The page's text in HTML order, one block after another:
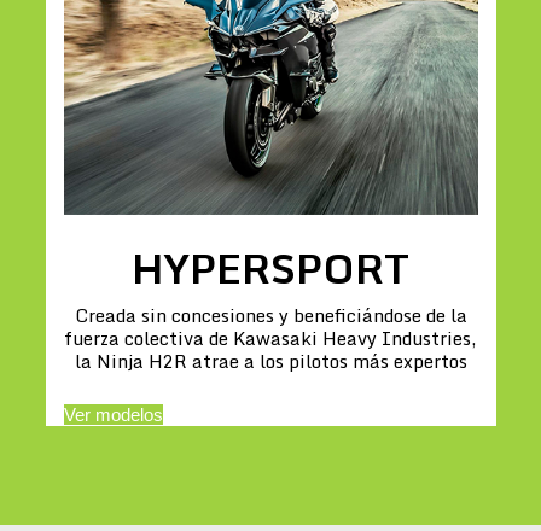
HYPERSPORT
Creada sin concesiones y beneficiándose de la
fuerza colectiva de Kawasaki Heavy Industries,
la Ninja H2R atrae a los pilotos más expertos
Ver modelos